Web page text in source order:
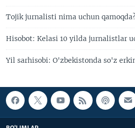
Tojik jurnalisti nima uchun qamoqda?
Hisobot: Kelasi 10 yilda jurnalistlar
Yil sarhisobi: O'zbekistonda so'z